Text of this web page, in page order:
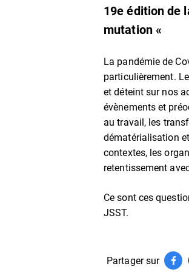
19e édition de
mutation «
La pandémie de
particulièrement.
et déteint sur nos
évènements et
au travail, les
dématérialisation
contextes, les
retentissement
Ce sont ces
JSST.
Partager sur